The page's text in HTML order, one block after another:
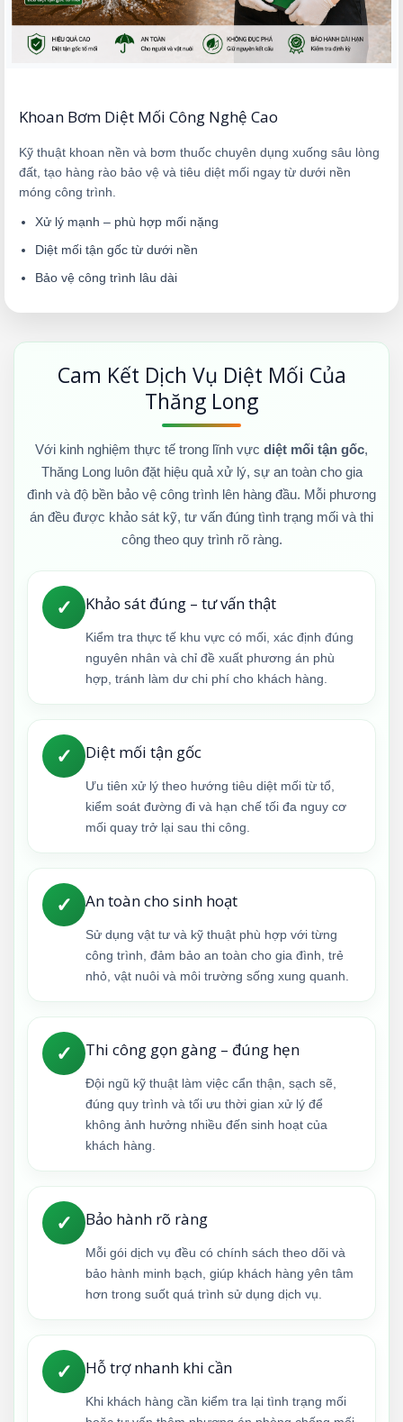
Khoan Bơm Diệt Mối Công Nghệ Cao
Kỹ thuật khoan nền và bơm thuốc chuyên dụng xuống sâu lòng
đất, tạo hàng rào bảo vệ và tiêu diệt mối ngay từ dưới nền
móng công trình.
Xử lý mạnh – phù hợp mối nặng
Diệt mối tận gốc từ dưới nền
Bảo vệ công trình lâu dài
Cam Kết Dịch Vụ Diệt Mối Của
Thăng Long
Với kinh nghiệm thực tế trong lĩnh vực diệt mối tận gốc,
Thăng Long luôn đặt hiệu quả xử lý, sự an toàn cho gia
đình và độ bền bảo vệ công trình lên hàng đầu. Mỗi phương
án đều được khảo sát kỹ, tư vấn đúng tình trạng mối và thi
công theo quy trình rõ ràng.
✓ Khảo sát đúng – tư vấn thật
Kiểm tra thực tế khu vực có mối, xác định đúng
nguyên nhân và chỉ đề xuất phương án phù
hợp, tránh làm dư chi phí cho khách hàng.
✓ Diệt mối tận gốc
Ưu tiên xử lý theo hướng tiêu diệt mối từ tổ,
kiểm soát đường đi và hạn chế tối đa nguy cơ
mối quay trở lại sau thi công.
✓ An toàn cho sinh hoạt
Sử dụng vật tư và kỹ thuật phù hợp với từng
công trình, đảm bảo an toàn cho gia đình, trẻ
nhỏ, vật nuôi và môi trường sống xung quanh.
✓ Thi công gọn gàng – đúng hẹn
Đội ngũ kỹ thuật làm việc cẩn thận, sạch sẽ,
đúng quy trình và tối ưu thời gian xử lý để
không ảnh hưởng nhiều đến sinh hoạt của
khách hàng.
✓ Bảo hành rõ ràng
Mỗi gói dịch vụ đều có chính sách theo dõi và
bảo hành minh bạch, giúp khách hàng yên tâm
hơn trong suốt quá trình sử dụng dịch vụ.
✓ Hỗ trợ nhanh khi cần
Khi khách hàng cần kiểm tra lại tình trạng mối